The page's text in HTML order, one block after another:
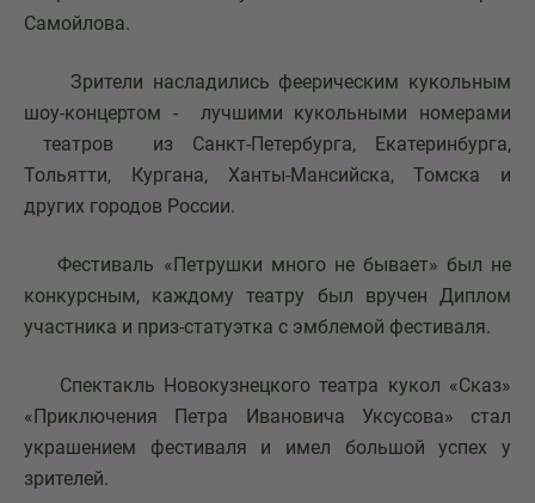
Самойлова.
Зрители насладились феерическим кукольным
шоу-концертом - лучшими кукольными номерами
театров из Санкт-Петербурга, Екатеринбурга,
Тольятти, Кургана, Ханты-Мансийска, Томска и
других городов России.
Фестиваль «Петрушки много не бывает» был не
конкурсным, каждому театру был вручен Диплом
участника и приз-статуэтка с эмблемой фестиваля.
Спектакль Новокузнецкого театра кукол «Сказ»
«Приключения Петра Ивановича Уксусова» стал
украшением фестиваля и имел большой успех у
зрителей.